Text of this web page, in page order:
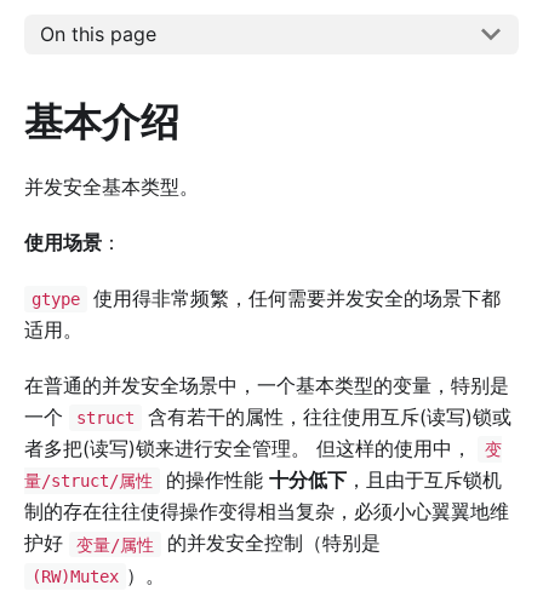
On this page
基本介绍
并发安全基本类型。
使用场景 ：
gtype
使用得非常频繁，任何需要并发安全的场景下都
适用。
在普通的并发安全场景中，一个基本类型的变量，特别是
一个
struct
含有若干的属性，往往使用互斥(读写)锁或
者多把(读写)锁来进行安全管理。 但这样的使用中，
变
量/struct/属性
的操作性能 十分低下，且由于互斥锁机
制的存在往往使得操作变得相当复杂，必须小心翼翼地维
护好
变量/属性 的并发安全控制（特别是
(RW)Mutex ）。